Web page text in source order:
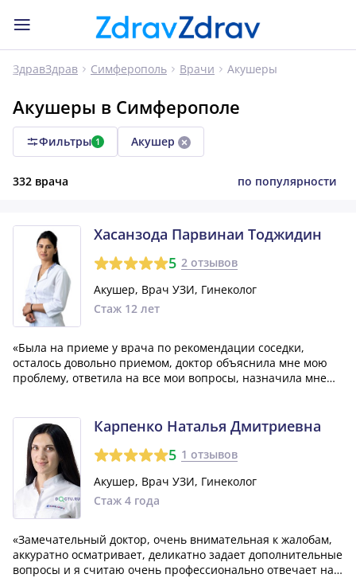
ЗдравЗдрав Симферополь Врачи Акушеры
Акушеры в Симферополе
Фильтры 1 Акушер
332 врача по популярности
Хасанзода Парвинаи Тоджидин
5 2 отзывов
Акушер, Врач УЗИ, Гинеколог
Стаж 12 лет
«Была на приеме у врача по рекомендации соседки,
осталось довольно приемом, доктор объяснила мне мою
проблему, ответила на все мои вопросы, назначила мне
Карпенко Наталья Дмитриевна
5 1 отзывов
Акушер, Врач УЗИ, Гинеколог
Стаж 4 года
«Замечательный доктор, очень внимательная к жалобам,
аккуратно осматривает, деликатно задает дополнительные
вопросы и я считаю очень профессионально отвечает на